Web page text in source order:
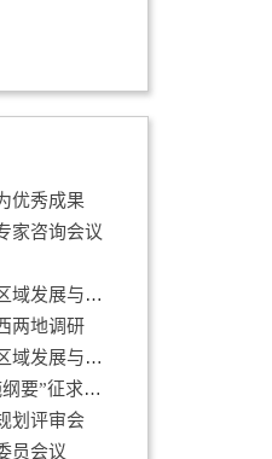
优秀成果
家咨询会议
陆福兴参加湖南省罗霄山片区区域发展与扶贫攻坚规划调研
两地调研
陆福兴参加郴州市罗霄山片区区域发展与扶贫攻坚规划编制工作汇报
王文强参加“绿色湖南建设实施纲要”征求意见座谈会
划评审会
员会议